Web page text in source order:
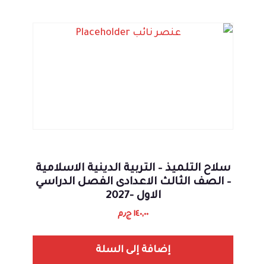
سلاح التلميذ – التربية الدينية الاسلامية
– الصف الثالث الاعدادى الفصل الدراسي
الاول -2027
١٤٠,٠٠ ج٫م
إضافة إلى السلة